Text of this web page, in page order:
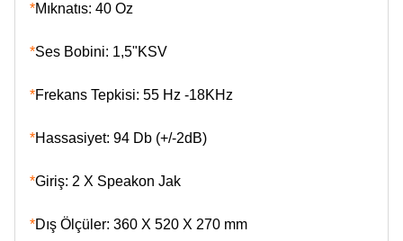
*Mıknatıs: 40 Oz
*Ses Bobini: 1,5"KSV
*Frekans Tepkisi: 55 Hz -18KHz
*Hassasiyet: 94 Db (+/-2dB)
*Giriş: 2 X Speakon Jak
*Dış Ölçüler: 360 X 520 X 270 mm